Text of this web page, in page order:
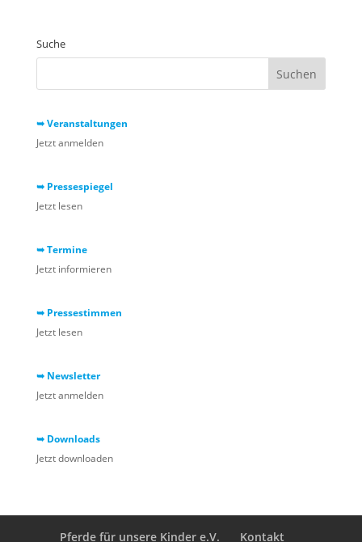
Suche
➥ Veranstaltungen
Jetzt anmelden
➥ Pressespiegel
Jetzt lesen
➥ Termine
Jetzt informieren
➥ Pressestimmen
Jetzt lesen
➥ Newsletter
Jetzt anmelden
➥ Downloads
Jetzt downloaden
Pferde für unsere Kinder e.V. Kontakt